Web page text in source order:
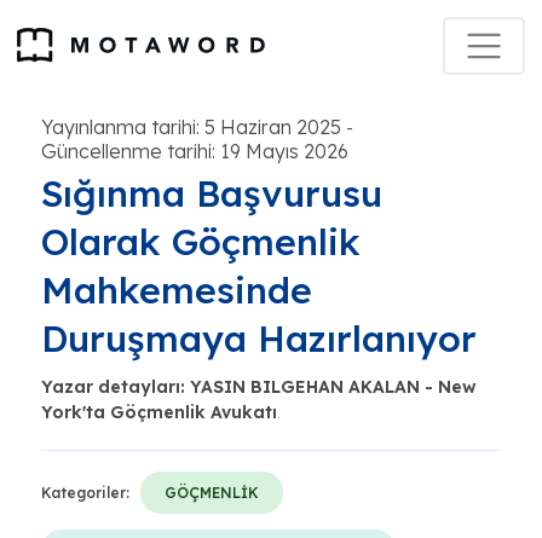
Yayınlanma tarihi: 5 Haziran 2025 -
Güncellenme tarihi: 19 Mayıs 2026
Sığınma Başvurusu
Olarak Göçmenlik
Mahkemesinde
Duruşmaya Hazırlanıyor
Yazar detayları: YASIN BILGEHAN AKALAN - New
York'ta Göçmenlik Avukatı.
Kategoriler: GÖÇMENLİK